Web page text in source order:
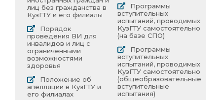
лиц без гражданства в
КузГТУ и его филиалы
Порядок
проведения ВИ для
инвалидов и лиц с
ограниченными
возможностями
здоровья
Положение об
апелляции в КузГТУ и
его филиалах
Программы
вступительных
испытаний, проводимых
КузГТУ самостоятельно
(на базе СПО)
Программы
вступительных
испытаний, проводимых
КузГТУ самостоятельно
(общеобразовательные
вступительные
испытания)